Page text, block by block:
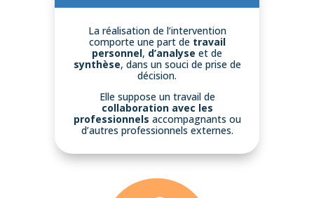
La réalisation de l’intervention
comporte une part de travail
personnel, d’analyse et de
synthèse, dans un souci de prise de
décision.
Elle suppose un travail de
collaboration avec les
professionnels accompagnants ou
d’autres professionnels externes.